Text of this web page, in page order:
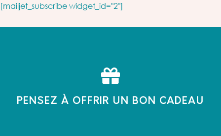
[mailjet_subscribe widget_id="2"]
PENSEZ À OFFRIR UN BON CADEAU